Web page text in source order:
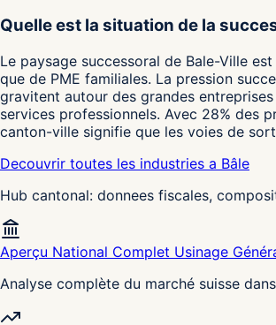
Quelle est la situation de la
Le paysage successoral de Bale-Ville
que de PME familiales. La pression
gravitent autour des grandes
services professionnels. Avec 28% des
canton-ville signifie que les voies de
Decouvrir toutes les industries a Bâle
Hub cantonal: donnees fiscales,
Aperçu National Complet Usinage
Analyse complète du marché suisse